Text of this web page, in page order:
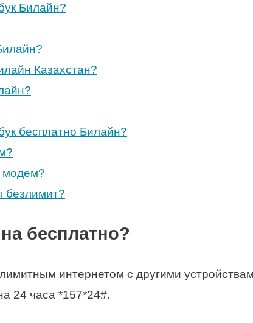
Билайн?
Казахстан?
бесплатно Билайн?
модем?
безлимит?
бесплатно?
интернетом с другими
24 часа *157*24#.